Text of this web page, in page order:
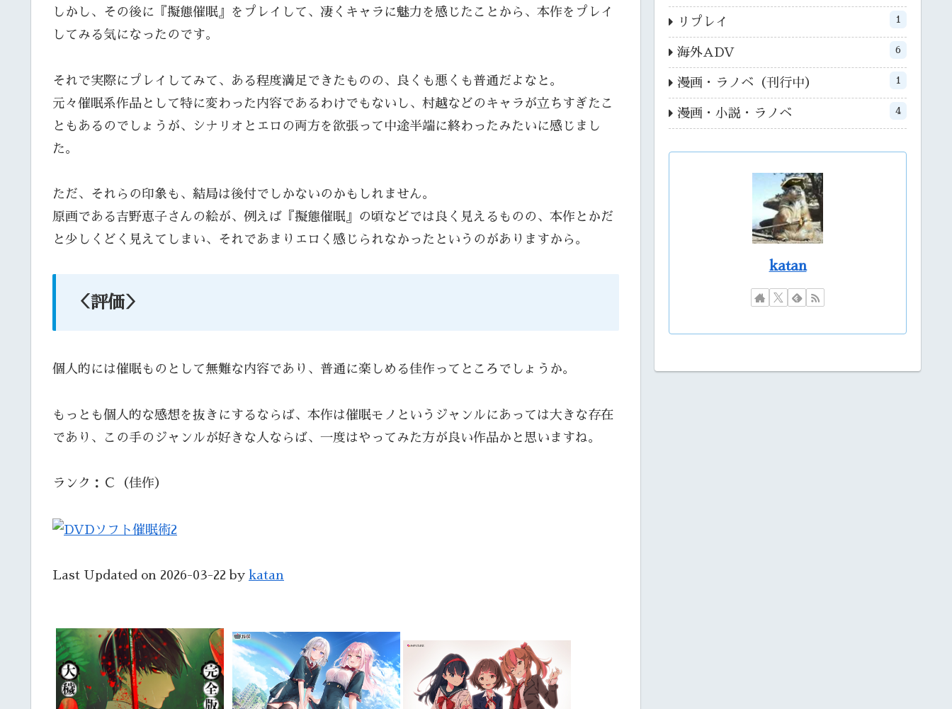
しかし、その後に『擬態催眠』をプレイして、凄くキャラに魅力を感じたことから、本作をプレイ
してみる気になったのです。
それで実際にプレイしてみて、ある程度満足できたものの、良くも悪くも普通だよなと。
元々催眠系作品として特に変わった内容であるわけでもないし、村越などのキャラが立ちすぎたこ
ともあるのでしょうが、シナリオとエロの両方を欲張って中途半端に終わったみたいに感じまし
た。
ただ、それらの印象も、結局は後付でしかないのかもしれません。
原画である吉野恵子さんの絵が、例えば『擬態催眠』の頃などでは良く見えるものの、本作とかだ
と少しくどく見えてしまい、それであまりエロく感じられなかったというのがありますから。
＜評価＞
個人的には催眠ものとして無難な内容であり、普通に楽しめる佳作ってところでしょうか。
もっとも個人的な感想を抜きにするならば、本作は催眠モノというジャンルにあっては大きな存在
であり、この手のジャンルが好きな人ならば、一度はやってみた方が良い作品かと思いますね。
ランク：Ｃ（佳作）
Last Updated on 2026-03-22 by katan
リプレイ 1
海外ADV 6
漫画・ラノベ（刊行中） 1
漫画・小説・ラノベ 4
katan